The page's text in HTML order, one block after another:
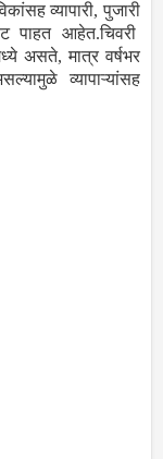
व्यापारी, पुजारी
पाहत आहेत.चिवरी
असते, मात्र वर्षभर
व्यापाऱ्यांसह